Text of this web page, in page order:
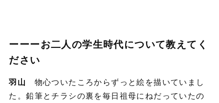
ーーーお二人の学生時代について教えてく
ださい
羽山 物心ついたころからずっと絵を描いていまし
た。鉛筆とチラシの裏を毎日祖母にねだっていたの